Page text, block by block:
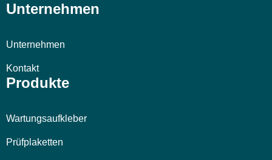
Unternehmen
Unternehmen
Kontakt
Produkte
Wartungsaufkleber
Prüfplaketten